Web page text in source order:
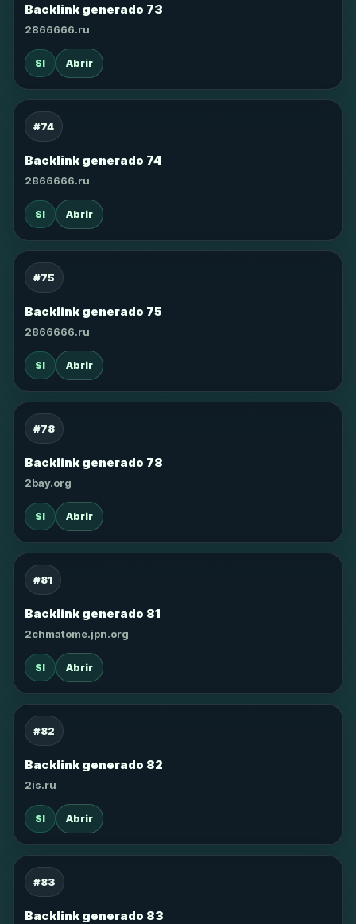
Backlink generado 73
2866666.ru
SI Abrir
#74
Backlink generado 74
2866666.ru
SI Abrir
#75
Backlink generado 75
2866666.ru
SI Abrir
#78
Backlink generado 78
2bay.org
SI Abrir
#81
Backlink generado 81
2chmatome.jpn.org
SI Abrir
#82
Backlink generado 82
2is.ru
SI Abrir
#83
Backlink generado 83